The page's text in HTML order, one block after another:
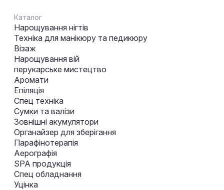
Каталог
Нарощування нігтів
Техніка для манікюру та педикюру
Візаж
Нарощування вій
перукарське мистецтво
Аромати
Епіляція
Спец техніка
Сумки та валізи
Зовнішні акумулятори
Органайзер для зберігання
Парафінотерапія
Аерографія
SPA продукція
Спец обладнання
Уцінка